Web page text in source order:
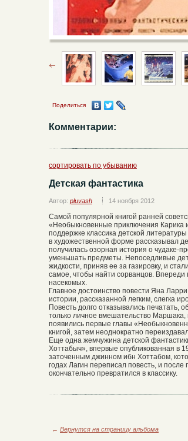
Поделиться
Комментарии:
сортировать по убыванию
Детская фантастика
Автор: pluvash 14 ноября 2012
Самой популярной книгой ранней
«Необыкновенные приключения Карика
поддержке классика детской
в художественной форме рассказывал
получилась озорная история о чудаке-
уменьшать предметы. Непоседливые
жидкости, приняв ее за газировку, и
самое, чтобы найти сорванцов.
насекомых.
Главное достоинство повести Яна
истории, рассказанной легким, слегка
Повесть долго отказывались печатать,
только личное вмешательство
появились первые главы
книгой, затем неоднократно
Еще одна жемчужина детской
Хоттабыч», впервые опубликованная в
заточенным джинном ибн Хоттабом,
годах Лагин переписал повесть, и
окончательно превратился в классику.
← Вернутся на страницу альбома